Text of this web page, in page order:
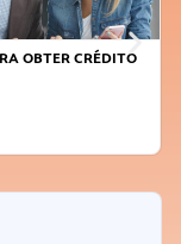
OBTER CRÉDITO